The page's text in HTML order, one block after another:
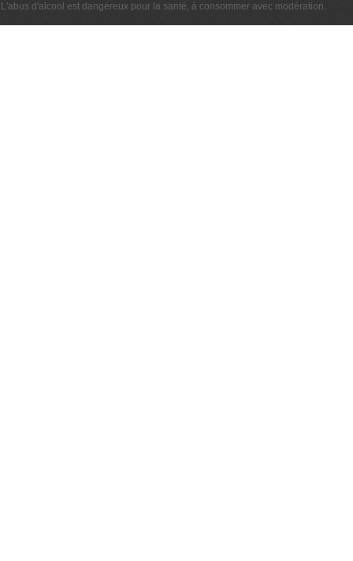
L'abus d'alcool est dangereux pour la santé, à consommer avec modération.